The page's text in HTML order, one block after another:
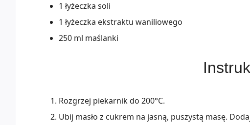
1 łyżeczka soli
1 łyżeczka ekstraktu waniliowego
250 ml maślanki
Rozgrzej piekarnik do 200°C.
Ubij masło z cukrem na jasną, puszystą masę.